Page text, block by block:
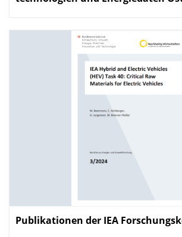
Publikationen der IEA